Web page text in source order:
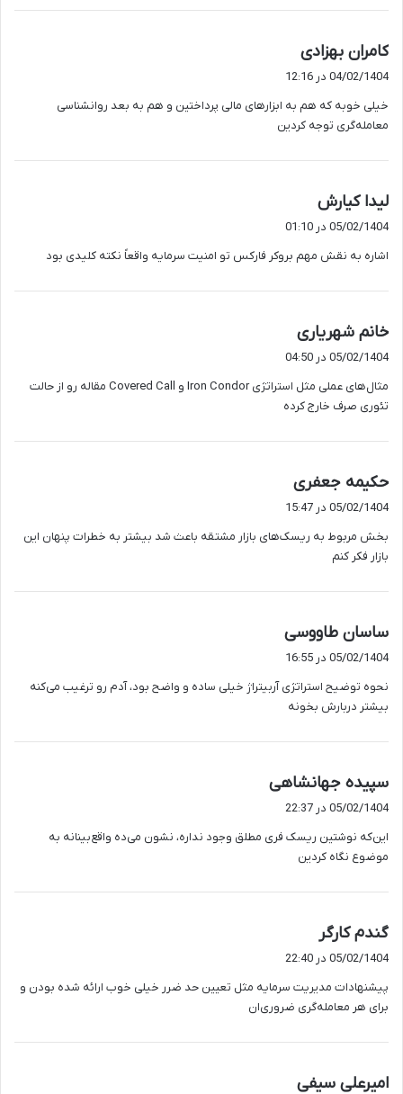
کامران بهزادی
ف
04/02/1404 در 12:16
خیلی خوبه که هم به ابزارهای مالی پرداختین و هم به بعد روانشناسی
معامله‌گری توجه کردین
لیدا کیارش
ف
:
05/02/1404 در 01:10
اشاره به نقش مهم بروکر فارکس تو امنیت سرمایه واقعاً نکته کلیدی بود
خانم شهریاری
ف
05/02/1404 در 04:50
مثال‌های عملی مثل استراتژی Iron Condor و Covered Call مقاله رو از حالت
تئوری صرف خارج کرده
حکیمه جعفری
ف
:
05/02/1404 در 15:47
بخش مربوط به ریسک‌های بازار مشتقه باعث شد بیشتر به خطرات پنهان این
بازار فکر کنم
ساسان طاووسی
:
05/02/1404 در 16:55
نحوه توضیح استراتژی آربیتراژ خیلی ساده و واضح بود، آدم رو ترغیب می‌کنه
بیشتر دربارش بخونه
سپیده جهانشاهی
:
05/02/1404 در 22:37
این‌که نوشتین ریسک فری مطلق وجود نداره، نشون می‌ده واقع‌بینانه به
موضوع نگاه کردین
گندم کارگر
:
05/02/1404 در 22:40
پیشنهادات مدیریت سرمایه مثل تعیین حد ضرر خیلی خوب ارائه شده بودن و
برای هر معامله‌گری ضروری‌ان
امیرعلی سیفی